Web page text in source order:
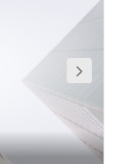
Fica
de fácil acesso